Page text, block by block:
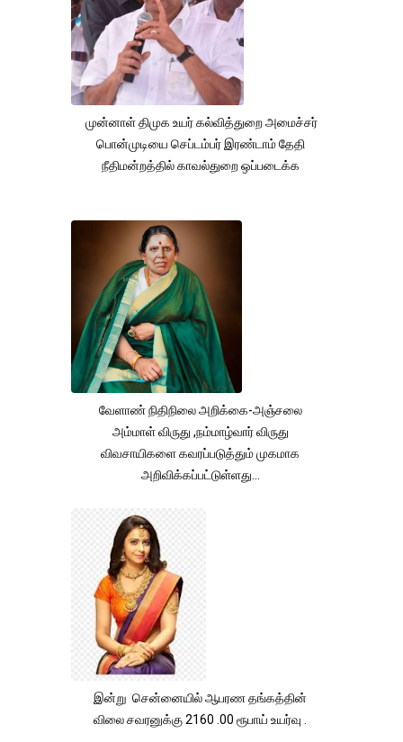
முன்னாள் திமுக உயர் கல்வித்துறை அமைச்சர்
பொன்முடியை செப்டம்பர் இரண்டாம் தேதி
நீதிமன்றத்தில் காவல்துறை ஒப்படைக்க
வேளாண் நிதிநிலை அறிக்கை-அஞ்சலை
அம்மாள் விருது ,நம்மாழ்வார் விருது
விவசாயிகளை கவரப்படுத்தும் முகமாக
அறிவிக்கப்பட்டுள்ளது...
இன்று சென்னையில் ஆபரண தங்கத்தின்
விலை சவரனுக்கு 2160 .00 ரூபாய் உயர்வு .